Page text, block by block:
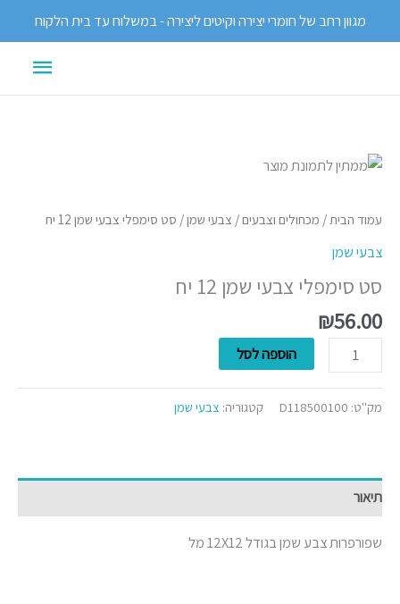
מגוון רחב של חומרי יצירה וקיטים ליצירה - במשלוח עד בית הלקוח
עמוד הבית/ מכחולים וצבעים/ צבעי שמן/ סט סימפלי צבעי שמן 12 יח
צבעי שמן
סט סימפלי צבעי שמן 12 יח
₪56.00
כמות
סט
צבעי
שמן
12
יח
הוספה לסל
מק"ט: D118500100 קטגוריה: צבעי שמן
תיאור
שפורפרות צבע שמן בגודל 12X12 מל